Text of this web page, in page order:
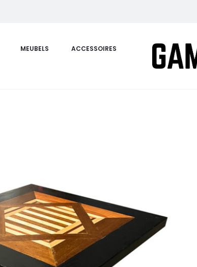
MEUBELS
ACCESSOIRES